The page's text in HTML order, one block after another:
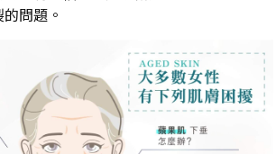
問題。